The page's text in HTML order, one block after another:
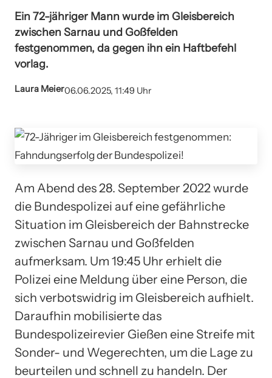
Ein 72-jähriger Mann wurde im Gleisbereich
zwischen Sarnau und Goßfelden
festgenommen, da gegen ihn ein Haftbefehl
vorlag.
Laura Meier06.06.2025, 11:49 Uhr
Am Abend des 28. September 2022 wurde
die Bundespolizei auf eine gefährliche
Situation im Gleisbereich der Bahnstrecke
zwischen Sarnau und Goßfelden
aufmerksam. Um 19:45 Uhr erhielt die
Polizei eine Meldung über eine Person, die
sich verbotswidrig im Gleisbereich aufhielt.
Daraufhin mobilisierte das
Bundespolizeirevier Gießen eine Streife mit
Sonder- und Wegerechten, um die Lage zu
beurteilen und schnell zu handeln. Der